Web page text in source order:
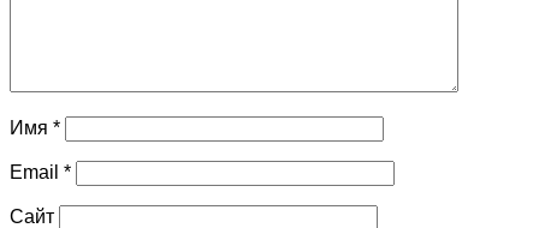
Имя *
Email *
Сайт